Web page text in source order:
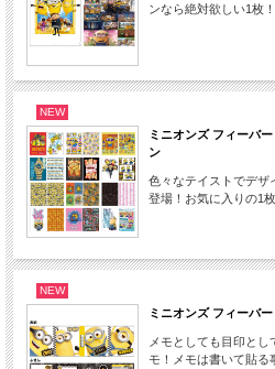
ンなら絶対欲しい1枚！
NEW
ミニオンズ フィーバ
ン
色々なテイストでデザ
登場！お気に入りの1
NEW
ミニオンズ フィーバ
メモとしても目印と
モ！メモは書いて貼る